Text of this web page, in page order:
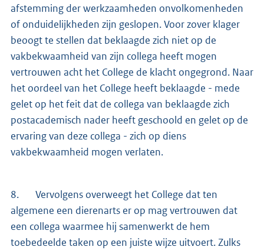
afstemming der werkzaamheden onvolkomenheden
of onduidelijkheden zijn geslopen. Voor zover klager
beoogt te stellen dat beklaagde zich niet op de
vakbekwaamheid van zijn collega heeft mogen
vertrouwen acht het College de klacht ongegrond. Naar
het oordeel van het College heeft beklaagde - mede
gelet op het feit dat de collega van beklaagde zich
postacademisch nader heeft geschoold en gelet op de
ervaring van deze collega - zich op diens
vakbekwaamheid mogen verlaten.
8. Vervolgens overweegt het College dat ten
algemene een dierenarts er op mag vertrouwen dat
een collega waarmee hij samenwerkt de hem
toebedeelde taken op een juiste wijze uitvoert. Zulks